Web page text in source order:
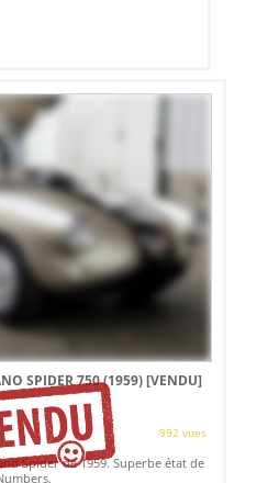
SPIDER 750 (1959)[VENDU]
992 vues
Spider de 1959. Superbe état de